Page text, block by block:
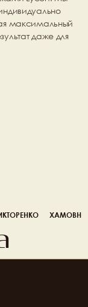
максимальный
даже для